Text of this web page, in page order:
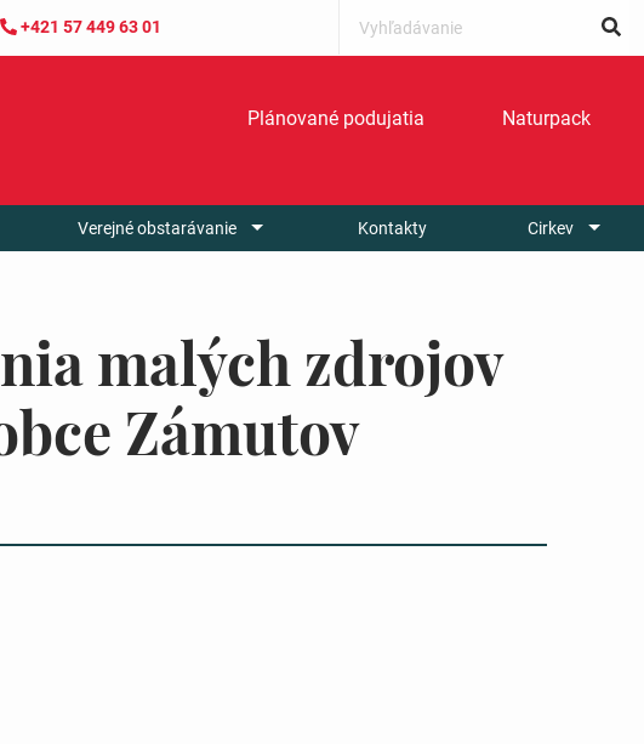
+421 57 449 63 01
Plánované podujatia Naturpack
Verejné obstarávanie Kontakty Cirkev
malých zdrojov
Zámutov